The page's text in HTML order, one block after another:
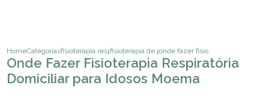
HomeCategoriasfisioterapia respiratoriafisioterapia de pulmaoonde fazer fisioterapia
Onde Fazer Fisioterapia Respiratória
Domiciliar para Idosos Moema